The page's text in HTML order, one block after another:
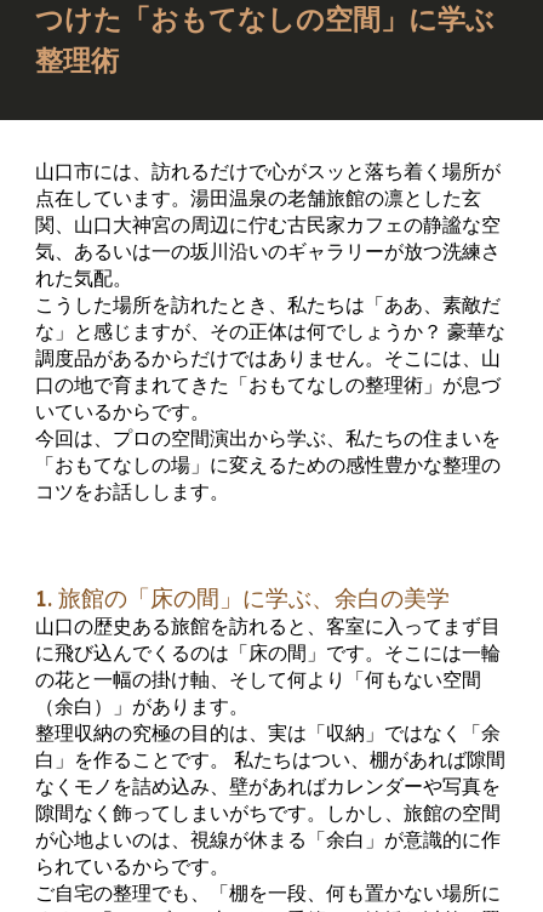
つけた「おもてなしの空間」に学ぶ
整理術
山口市には、訪れるだけで心がスッと落ち着く場所が
点在しています。湯田温泉の老舗旅館の凛とした玄
関、山口大神宮の周辺に佇む古民家カフェの静謐な空
気、あるいは一の坂川沿いのギャラリーが放つ洗練さ
れた気配。
こうした場所を訪れたとき、私たちは「ああ、素敵だ
な」と感じますが、その正体は何でしょうか？ 豪華な
調度品があるからだけではありません。そこには、山
口の地で育まれてきた「おもてなしの整理術」が息づ
いているからです。
今回は、プロの空間演出から学ぶ、私たちの住まいを
「おもてなしの場」に変えるための感性豊かな整理の
コツをお話しします。
1. 旅館の「床の間」に学ぶ、余白の美学
山口の歴史ある旅館を訪れると、客室に入ってまず目
に飛び込んでくるのは「床の間」です。そこには一輪
の花と一幅の掛け軸、そして何より「何もない空間
（余白）」があります。
整理収納の究極の目的は、実は「収納」ではなく「余
白」を作ることです。 私たちはつい、棚があれば隙間
なくモノを詰め込み、壁があればカレンダーや写真を
隙間なく飾ってしまいがちです。しかし、旅館の空間
が心地よいのは、視線が休まる「余白」が意識的に作
られているからです。
ご自宅の整理でも、「棚を一段、何も置かない場所に